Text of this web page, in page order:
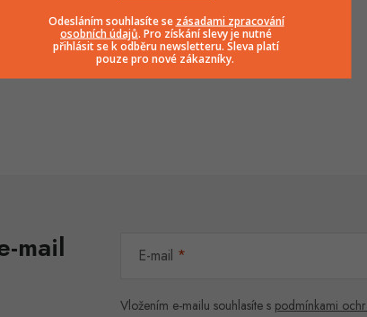
větší ale vypadá dobře
mail E-mail
Vložením e-mailu souhlasíte s podmínkami
Odesláním souhlasíte se zásadami zpracování
osobních údajů. Pro získání slevy je nutné
přihlásit se k odběru newsletteru. Sleva platí
pouze pro nové zákazníky.